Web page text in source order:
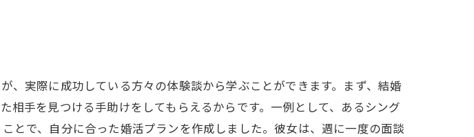
、実際に成功している方々の体験談から学ぶことができます。まず、結婚
手を見つける手助けをしてもらえるからです。一例として、あるシング
とで、自分に合った婚活プランを作成しました。彼女は、週に一度の面談